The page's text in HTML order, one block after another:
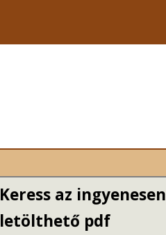
Keress az ingyenesen
letölthető pdf